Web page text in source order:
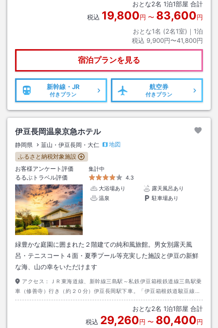
おとな2名 1泊1部屋 合計
税込 19,800円 〜 83,600円
おとな1名 (2名1室)｜ 1泊
税込 9,900円〜41,800円
宿泊プランを見る
新幹線・JR
付きプラン
航空券
付きプラン
伊豆長岡温泉京急ホテル
静岡県 韮山・伊豆長岡・大仁
地図
ふるさと納税対象施設
お客様アンケート評価
集計中
るるぶトラベル評価
4.3
大浴場あり
露天風呂あり
温泉
駐車場あり
緑豊かな庭園に囲まれた２階建ての純和風旅館。男女別露天風
呂・テニスコート４面・夏季プール等充実した施設と伊豆の新鮮
な海、山の幸をいただけます
アクセス：
ＪＲ東海道線、新幹線三島駅～私鉄伊豆箱根鉄道線三島駅乗
車（修善寺）行き（約２０分）伊豆長岡駅下車。「伊豆箱根鉄道駿豆線伊
豆長岡駅から徒歩１５分／車５分」送迎あり※要予約
おとな2名 1泊1部屋 合計
税込 29,260円 〜 80,400円